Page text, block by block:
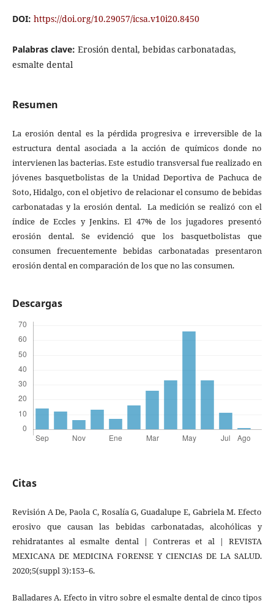
DOI: https://doi.org/10.29057/icsa.v10i20.8450
Palabras clave: Erosión dental, bebidas carbonatadas,
esmalte dental
Resumen
La erosión dental es la pérdida progresiva e irreversible de la
estructura dental asociada a la acción de químicos donde no
intervienen las bacterias. Este estudio transversal fue realizado en
jóvenes basquetbolistas de la Unidad Deportiva de Pachuca de
Soto, Hidalgo, con el objetivo de relacionar el consumo de bebidas
carbonatadas y la erosión dental. La medición se realizó con el
índice de Eccles y Jenkins. El 47% de los jugadores presentó
erosión dental. Se evidenció que los basquetbolistas que
consumen frecuentemente bebidas carbonatadas presentaron
erosión dental en comparación de los que no las consumen.
Descargas
Citas
Revisión A De, Paola C, Rosalía G, Guadalupe E, Gabriela M. Efecto
erosivo que causan las bebidas carbonatadas, alcohólicas y
rehidratantes al esmalte dental | Contreras et al | REVISTA
MEXICANA DE MEDICINA FORENSE Y CIENCIAS DE LA SALUD.
2020;5(suppl 3):153–6.
Balladares A. Efecto in vitro sobre el esmalte dental de cinco tipos